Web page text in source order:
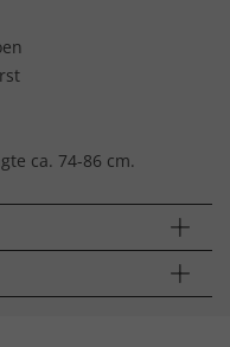
ca. 74-86 cm.